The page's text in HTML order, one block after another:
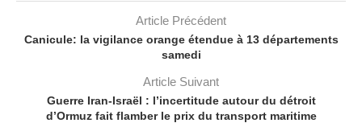
Article Précédent
Canicule: la vigilance orange étendue à 13 départements
samedi
Article Suivant
Guerre Iran-Israël : l’incertitude autour du détroit
d’Ormuz fait flamber le prix du transport maritime